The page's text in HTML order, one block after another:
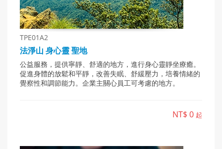
TPE01A2
法淨山 身心靈 聖地
公益服務，提供寧靜、舒適的地方，進行身心靈靜坐療癒。
促進身體的放鬆和平靜，改善失眠、舒緩壓力，培養情緒的
覺察性和調節能力。企業主關心員工可考慮的地方。
NT$ 0 起